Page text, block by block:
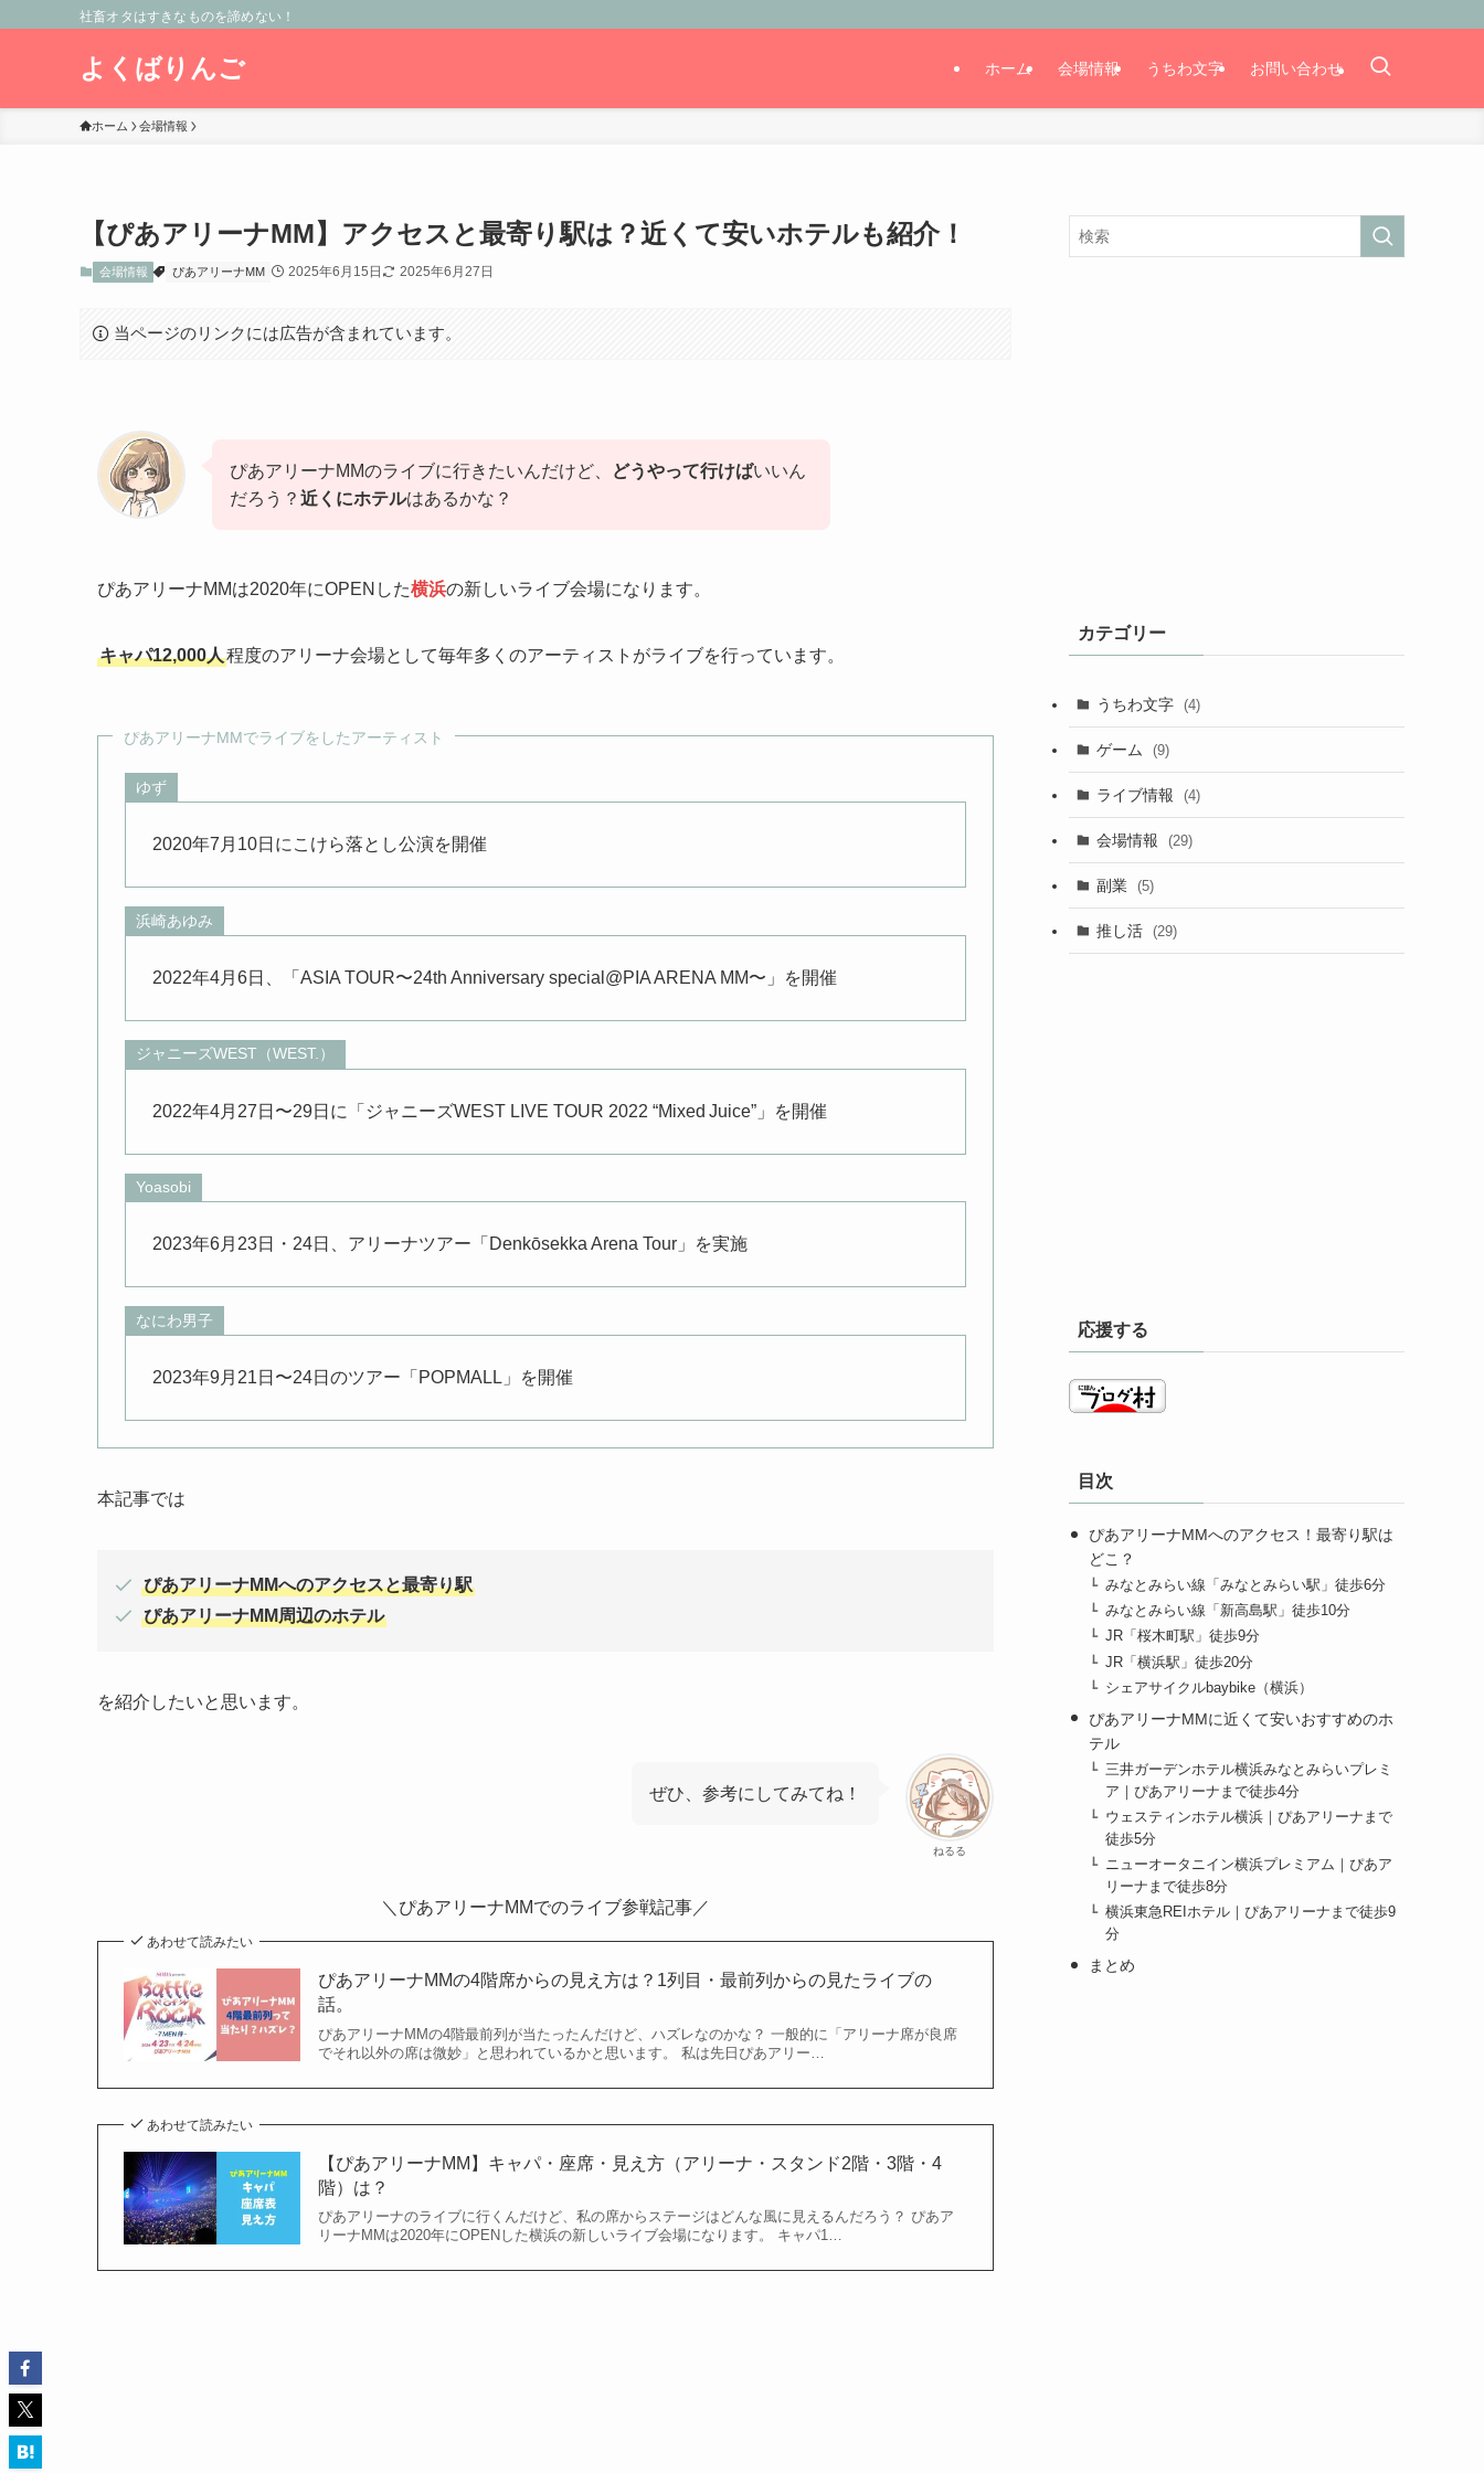
社畜オタはすきなものを諦めない！
よくばりんご ホーム 会場情報 うちわ文字 お問い合わせ
ホーム 会場情報
【ぴあアリーナMM】アクセスと最寄り駅は？近くて安いホテルも紹介！
会場情報 ぴあアリーナMM 2025年6月15日 2025年6月27日
当ページのリンクには広告が含まれています。
ぴあアリーナMMのライブに行きたいんだけど、 どうやって行けばいいん
だろう？ 近くにホテルはあるかな？
ぴあアリーナMMは2020年にOPENした横浜の新しいライブ会場になります。
キャパ12,000人程度のアリーナ会場として毎年多くのアーティストがライブを行っています。
ぴあアリーナMMでライブをしたアーティスト
ゆず
2020年7月10日にこけら落とし公演を開催
浜崎あゆみ
2022年4月6日、「ASIA TOUR〜24th Anniversary special@PIA ARENA MM〜」を開催
ジャニーズWEST（WEST.）
2022年4月27日〜29日に「ジャニーズWEST LIVE TOUR 2022 “Mixed Juice”」を開催
Yoasobi
2023年6月23日・24日、アリーナツアー「Denkōsekka Arena Tour」を実施
なにわ男子
2023年9月21日〜24日のツアー「POPMALL」を開催
本記事では
ぴあアリーナMMへのアクセスと最寄り駅
ぴあアリーナMM周辺のホテル
を紹介したいと思います。
ねるる
ぜひ、参考にしてみてね！
＼ぴあアリーナMMでのライブ参戦記事／
あわせて読みたい
ぴあアリーナMMの4階席からの見え方は？1列目・最前列からの見たライブの
話。
ぴあアリーナMMの4階最前列が当たったんだけど、ハズレなのかな？ 一般的に「アリーナ席が良席
でそれ以外の席は微妙」と思われているかと思います。 私は先日ぴあアリー…
あわせて読みたい
【ぴあアリーナMM】キャパ・座席・見え方（アリーナ・スタンド2階・3階・4
階）は？
ぴあアリーナのライブに行くんだけど、私の席からステージはどんな風に見えるんだろう？ ぴあア
リーナMMは2020年にOPENした横浜の新しいライブ会場になります。 キャパ1…
カテゴリー
うちわ文字 (4)
ゲーム (9)
ライブ情報 (4)
会場情報 (29)
副業 (5)
推し活 (29)
応援する
目次
ぴあアリーナMMへのアクセス！最寄り駅は
どこ？
みなとみらい線「みなとみらい駅」徒歩6分
みなとみらい線「新高島駅」徒歩10分
JR「桜木町駅」徒歩9分
JR「横浜駅」徒歩20分
シェアサイクルbaybike（横浜）
ぴあアリーナMMに近くて安いおすすめのホ
テル
三井ガーデンホテル横浜みなとみらいプレミ
ア｜ぴあアリーナまで徒歩4分
ウェスティンホテル横浜｜ぴあアリーナまで
徒歩5分
ニューオータニイン横浜プレミアム｜ぴあア
リーナまで徒歩8分
横浜東急REIホテル｜ぴあアリーナまで徒歩9
分
まとめ